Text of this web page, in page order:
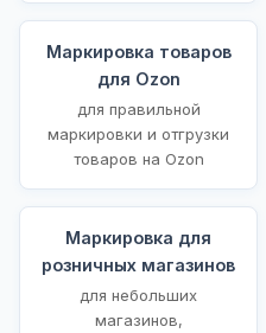
Маркировка товаров
для Ozon
для правильной
маркировки и отгрузки
товаров на Ozon
Маркировка для
розничных магазинов
для небольших
магазинов,